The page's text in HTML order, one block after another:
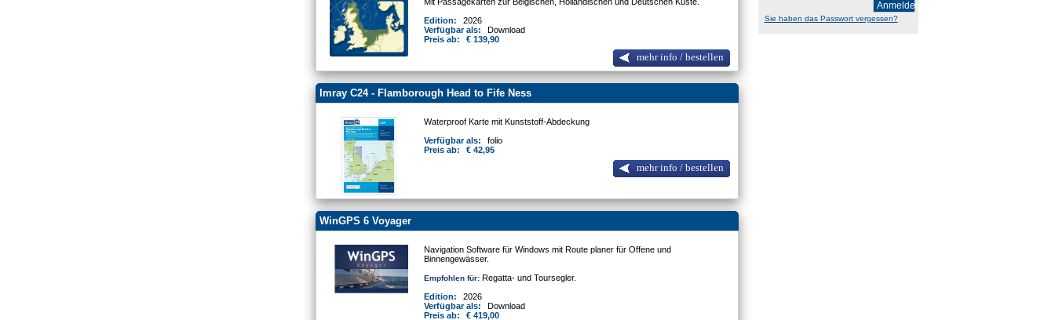
Edition:
2026
Verfügbar als:
Download
Preis ab:
€ 139,90
mehr info / bestellen
Imray C24 - Flamborough Head to Fife Ness
Waterproof Karte mit Kunststoff-Abdeckung
Verfügbar als:
folio
Preis ab:
€ 42,95
mehr info / bestellen
WinGPS 6 Voyager
Navigation Software für Windows mit Route planer für Offene und
Binnengewässer.
Empfohlen für: Regatta- und Toursegler.
Edition:
2026
Verfügbar als:
Download
Preis ab:
€ 419,00
Anmelden
Sie haben das Passwort vergessen?